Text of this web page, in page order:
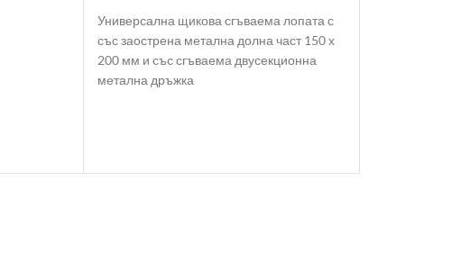
Универсална щикова сгъваема лопата с
със заострена метална долна част 150 х
200 мм и със сгъваема двусекционна
метална дръжка